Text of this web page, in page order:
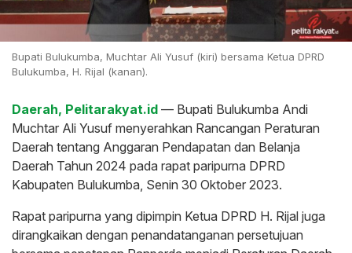
Bupati Bulukumba, Muchtar Ali Yusuf (kiri) bersama Ketua DPRD
Bulukumba, H. Rijal (kanan).
Daerah, Pelitarakyat.id — Bupati Bulukumba Andi
Muchtar Ali Yusuf menyerahkan Rancangan Peraturan
Daerah tentang Anggaran Pendapatan dan Belanja
Daerah Tahun 2024 pada rapat paripurna DPRD
Kabupaten Bulukumba, Senin 30 Oktober 2023.
Rapat paripurna yang dipimpin Ketua DPRD H. Rijal juga
dirangkaikan dengan penandatanganan persetujuan